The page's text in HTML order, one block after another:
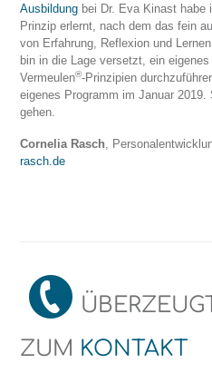
Ausbildung bei Dr. Eva Kinast habe
Prinzip erlernt, nach dem das fein
von Erfahrung, Reflexion und
bin in die Lage versetzt, ein
Vermeulen®-Prinzipien
eigenes Programm im Januar
gehen.
Cornelia Rasch,
rasch.de
ZUM KONTAKT